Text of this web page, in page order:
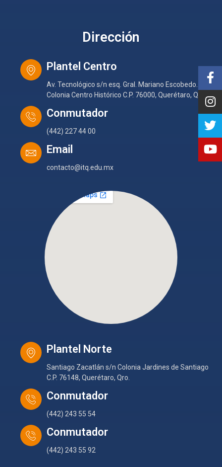
Dirección
Plantel Centro
Av. Tecnológico s/n esq. Gral. Mariano Escobedo.
Colonia Centro Histórico C.P. 76000, Querétaro, Qro.
Conmutador
(442) 227 44 00
Email
contacto@itq.edu.mx
Plantel Norte
Santiago Zacatlán s/n Colonia Jardines de Santiago
C.P. 76148, Querétaro, Qro.
Conmutador
(442) 243 55 54
Conmutador
(442) 243 55 92